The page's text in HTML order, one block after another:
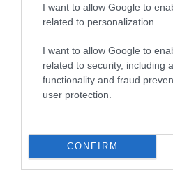
I want to allow Google to
related to personalization.
I want to allow Google to
related to security, including
functionality and fraud
user protection.
CONFIRM
légi kalózkodásnak minősül.
biztonsági és védelmi
foglalkozik. A Ryanair teljes
velük, biztonsági okokból nem
további nyilatkozatot.„
diversion of FR4978.
— Ryanair Press Office